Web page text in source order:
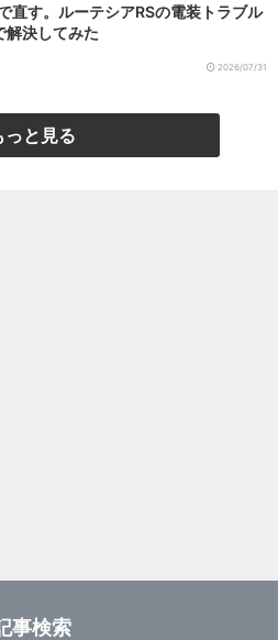
直す。ルーテシアRSの電装トラブル
解決してみた
2026/07/31
っと見る
事検索